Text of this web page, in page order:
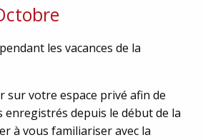
les vacances de la
sur votre espace privé afin de
enregistrés depuis le début de la
à vous familiariser avec la